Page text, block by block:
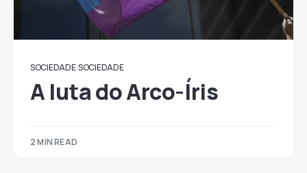
SOCIEDADE SOCIEDADE
A luta do Arco-Íris
2 MIN READ